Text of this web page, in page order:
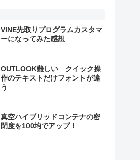
VINE先取りプログラムカスタマ
ーになってみた感想
OUTLOOK難しい クイック操
作のテキストだけフォントが違
う
真空ハイブリッドコンテナの密
閉度を100均でアップ！